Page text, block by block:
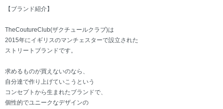
【ブランド紹介】
TheCoutureClub(ザクチュールクラブ)は
2015年にイギリスのマンチェスターで設立された
ストリートブランドです。
求めるものが買えないのなら、
自分達で作り上げていこうという
コンセプトから生まれたブランドで、
個性的でユニークなデザインの